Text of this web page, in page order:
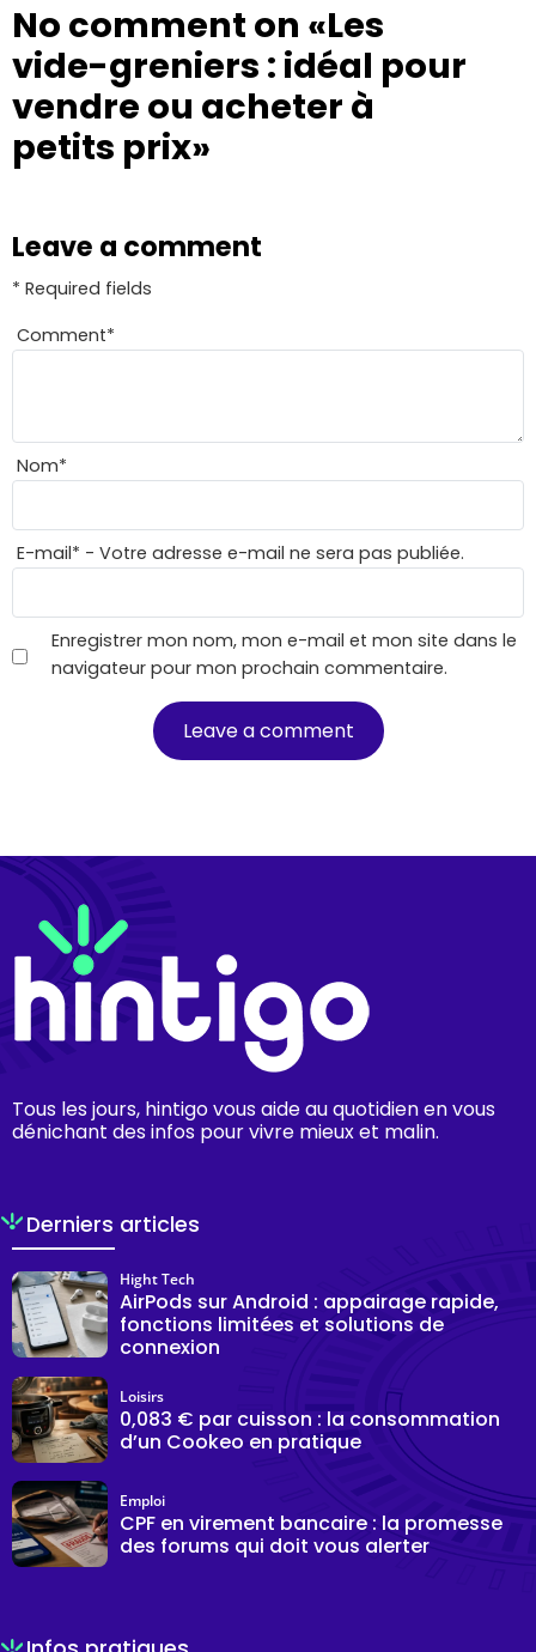
No comment on «Les
vide-greniers : idéal pour
vendre ou acheter à
petits prix»
Leave a comment
* Required fields
Comment*
Nom*
E-mail* - Votre adresse e-mail ne sera pas publiée.
Enregistrer mon nom, mon e-mail et mon site dans le
navigateur pour mon prochain commentaire.
Tous les jours, hintigo vous aide au quotidien en vous
dénichant des infos pour vivre mieux et malin.
Derniers articles
AirPods sur Android : appairage rapide,
fonctions limitées et solutions de
connexion
Hight Tech
0,083 € par cuisson : la consommation
d’un Cookeo en pratique
Loisirs
CPF en virement bancaire : la promesse
des forums qui doit vous alerter
Emploi